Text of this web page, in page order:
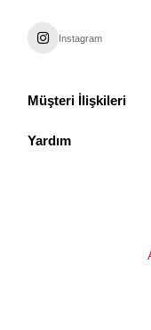
Instagram
Müşteri İlişkileri
Yardım